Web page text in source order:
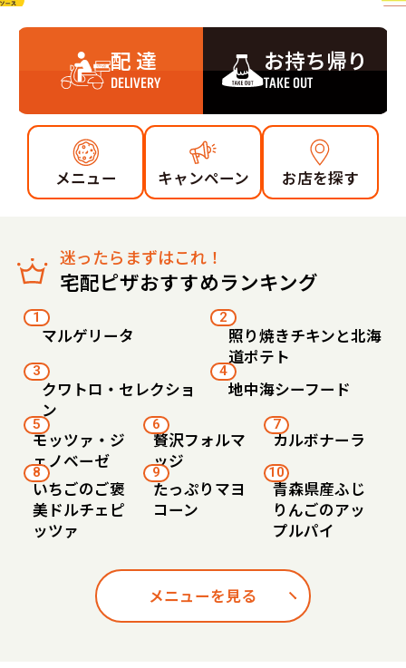
配 達
DELIVERY
お持ち帰り
TAKE OUT
メニュー キャンペーン お店を探す
迷ったらまずはこれ！
宅配ピザおすすめランキング
1
マルゲリータ
2
照り焼きチキンと北海
道ポテト
3
クワトロ・セレクショ
ン
4
地中海シーフード
5
モッツァ・ジ
ェノベーゼ
6
贅沢フォルマ
ッジ
7
カルボナーラ
8
いちごのご褒
美ドルチェピ
ッツァ
9
たっぷりマヨ
コーン
10
青森県産ふじ
りんごのアッ
プルパイ
メニューを見る